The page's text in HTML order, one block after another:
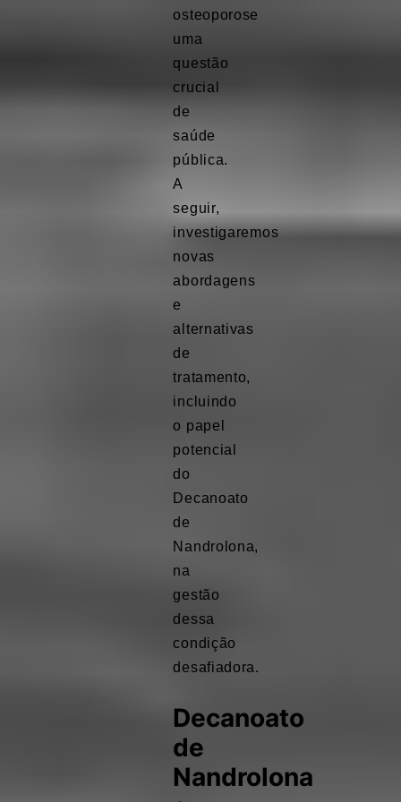
osteoporose
uma
questão
crucial
de
saúde
pública.
A
seguir,
investigaremos
novas
abordagens
e
alternativas
de
tratamento,
incluindo
o papel
potencial
do
Decanoato
de
Nandrolona,
na
gestão
dessa
condição
desafiadora.
Decanoato
de
Nandrolona